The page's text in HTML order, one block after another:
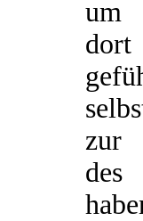
um
zur